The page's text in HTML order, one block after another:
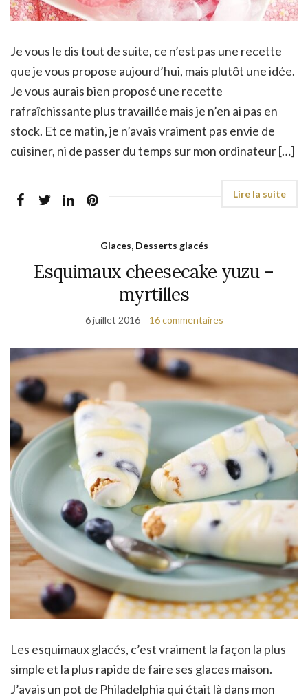
Je vous le dis tout de suite, ce n’est pas une recette
que je vous propose aujourd’hui, mais plutôt une idée.
Je vous aurais bien proposé une recette
rafraîchissante plus travaillée mais je n’en ai pas en
stock. Et ce matin, je n’avais vraiment pas envie de
cuisiner, ni de passer du temps sur mon ordinateur […]
Glaces, Desserts glacés
Esquimaux cheesecake yuzu –
myrtilles
6 juillet 2016 16 commentaires
Les esquimaux glacés, c’est vraiment la façon la plus
simple et la plus rapide de faire ses glaces maison.
J’avais un pot de Philadelphia qui était là dans mon